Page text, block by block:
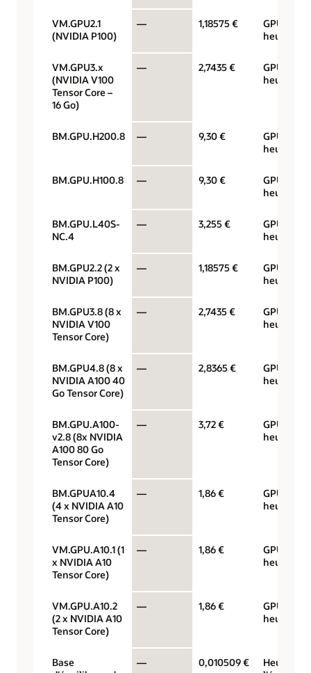
VM.GPU2.1
(NVIDIA P100)
— 1,18575 €
GPU par
heure
VM.GPU3.x
(NVIDIA V100
Tensor Core –
16 Go)
— 2,7435 €
GPU par
heure
BM.GPU.H200.8 — 9,30 €
GPU par
heure
BM.GPU.H100.8 — 9,30 €
GPU par
heure
BM.GPU.L40S-
NC.4
— 3,255 €
GPU par
heure
BM.GPU2.2 (2 x
NVIDIA P100)
— 1,18575 €
GPU par
heure
BM.GPU3.8 (8 x
NVIDIA V100
Tensor Core)
— 2,7435 €
GPU par
heure
BM.GPU4.8 (8 x
NVIDIA A100 40
Go Tensor Core)
— 2,8365 €
GPU par
heure
BM.GPU.A100-
v2.8 (8x NVIDIA
A100 80 Go
Tensor Core)
— 3,72 €
GPU par
heure
BM.GPUA10.4
(4 x NVIDIA A10
Tensor Core)
— 1,86 €
GPU par
heure
VM.GPU.A10.1 (1
x NVIDIA A10
Tensor Core)
— 1,86 €
GPU par
heure
VM.GPU.A10.2
(2 x NVIDIA A10
Tensor Core)
— 1,86 €
GPU par
heure
Base
— 0,010509 €
Heure de